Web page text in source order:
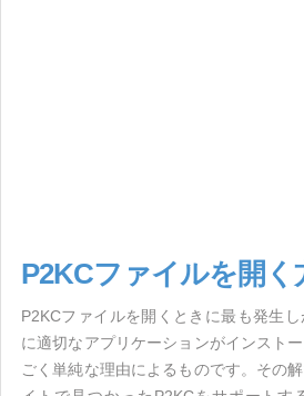
P2KCファイルを開く
P2KCファイルを開くときに最も発生
に適切なアプリケーションがインスト
ごく単純な理由によるものです。その